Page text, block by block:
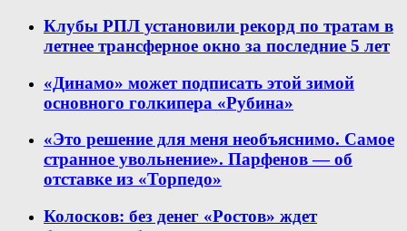
Клубы РПЛ установили рекорд по тратам в
летнее трансферное окно за последние 5 лет
«Динамо» может подписать этой зимой
основного голкипера «Рубина»
«Это решение для меня необъяснимо. Самое
странное увольнение». Парфенов — об
отставке из «Торпедо»
Колосков: без денег «Ростов» ждет